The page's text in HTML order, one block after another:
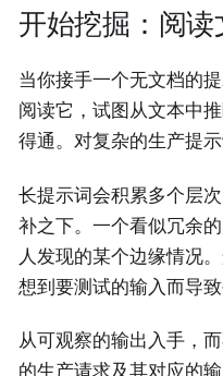
开始挖掘：阅读
当你接手一个无文档的
阅读它，试图从文本中
得通。对复杂的生产提示
长提示词会积累多个层
补之下。一个看似冗余
人发现的某个边缘情况
想到要测试的输入而导致
从可观察的输出入手，
的生产请求及其对应的